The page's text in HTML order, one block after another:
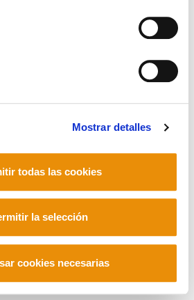
Mostrar detalles
todas las cookies
la selección
cookies necesarias